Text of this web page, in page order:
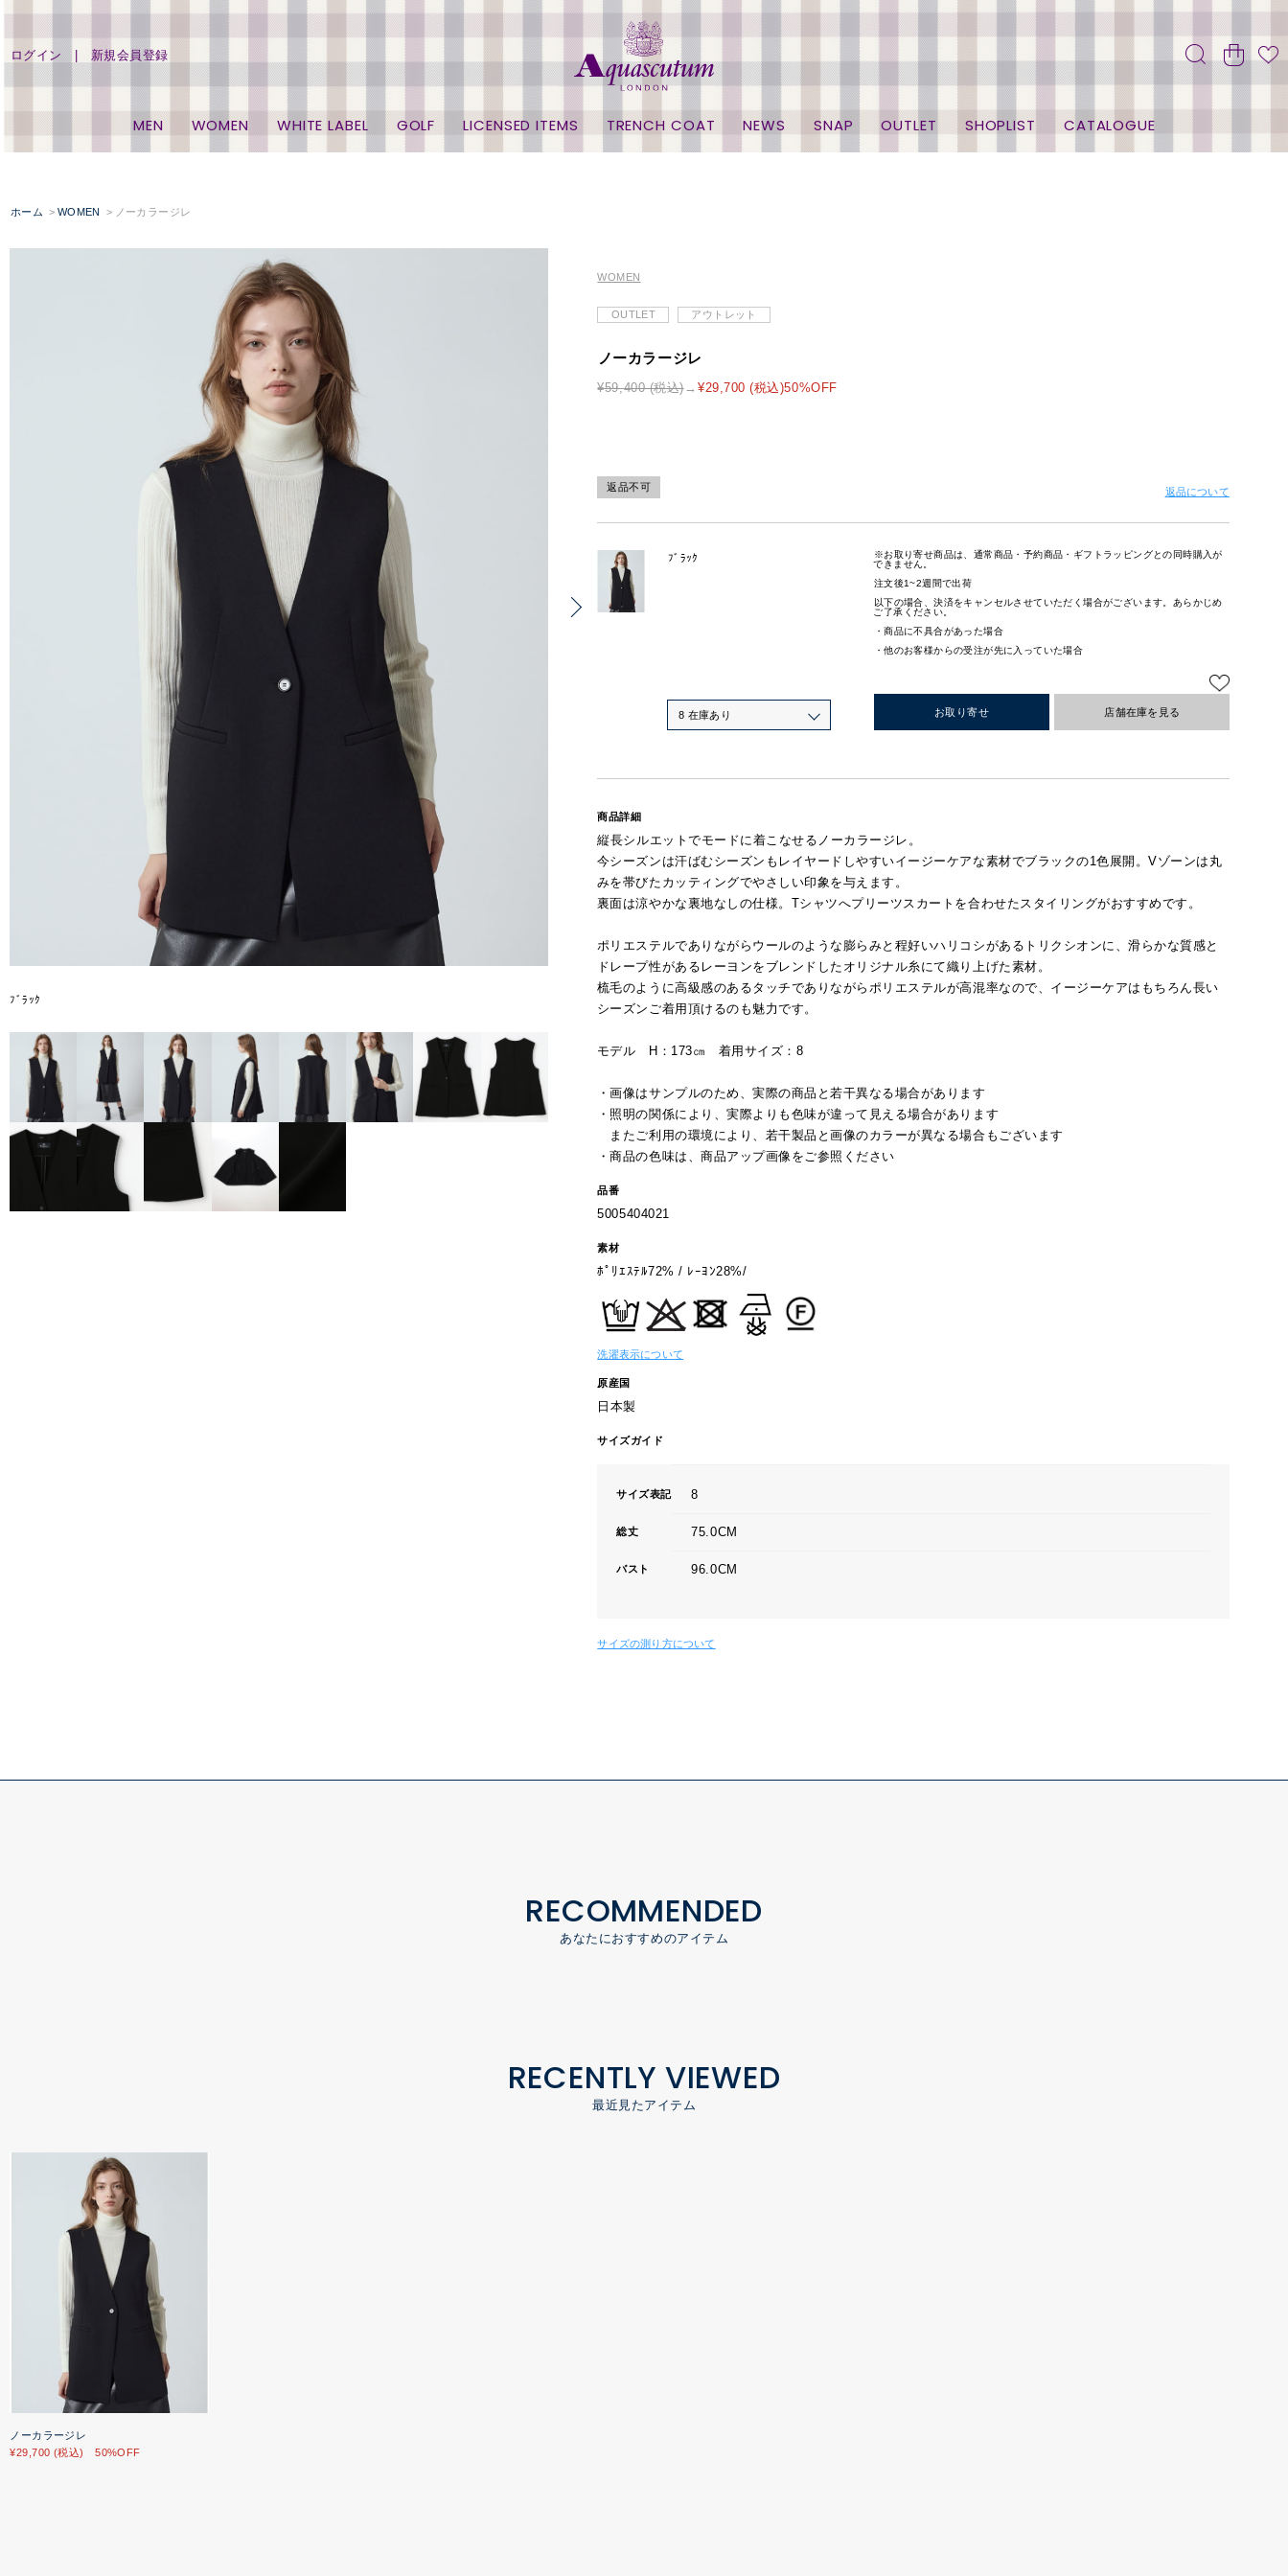
ログイン 新規会員登録
MEN WOMEN WHITE LABEL GOLF LICENSED ITEMS TRENCH COAT NEWS SNAP OUTLET SHOPLIST CATALOGUE
ホーム WOMEN ノーカラージレ
ﾌﾞﾗｯｸ
WOMEN
OUTLET アウトレット
ノーカラージレ
¥59,400 (税込) ¥29,700 (税込)50%OFF
返品不可 返品について
ﾌﾞﾗｯｸ
8 在庫あり お取り寄せ
※お取り寄せ商品は、通常商品・予約商品・ギフトラッピングとの同時購入が
できません。
注文後1~2週間で出荷
以下の場合、決済をキャンセルさせていただく場合がございます。あらかじめ
ご了承ください。
・商品に不具合があった場合
・他のお客様からの受注が先に入っていた場合
店舗在庫を見る
商品詳細
縦長シルエットでモードに着こなせるノーカラージレ。
今シーズンは汗ばむシーズンもレイヤードしやすいイージーケアな素材でブラックの1色展開。Vゾーンは丸
みを帯びたカッティングでやさしい印象を与えます。
裏面は涼やかな裏地なしの仕様。Tシャツへプリーツスカートを合わせたスタイリングがおすすめです。
ポリエステルでありながらウールのような膨らみと程好いハリコシがあるトリクシオンに、滑らかな質感と
ドレープ性があるレーヨンをブレンドしたオリジナル糸にて織り上げた素材。
梳毛のように高級感のあるタッチでありながらポリエステルが高混率なので、イージーケアはもちろん長い
シーズンご着用頂けるのも魅力です。
モデル H：173㎝ 着用サイズ：8
・画像はサンプルのため、実際の商品と若干異なる場合があります
・照明の関係により、実際よりも色味が違って見える場合があります
またご利用の環境により、若干製品と画像のカラーが異なる場合もございます
・商品の色味は、商品アップ画像をご参照ください
品番
5005404021
素材
ﾎﾟﾘｴｽﾃﾙ72% / ﾚｰﾖﾝ28%/
洗濯表示について
原産国
日本製
サイズガイド
サイズ表記 8
総丈 75.0CM
バスト 96.0CM
サイズの測り方について
RECOMMENDED
あなたにおすすめのアイテム
RECENTLY VIEWED
最近見たアイテム
ノーカラージレ
¥29,700 (税込) 50%OFF